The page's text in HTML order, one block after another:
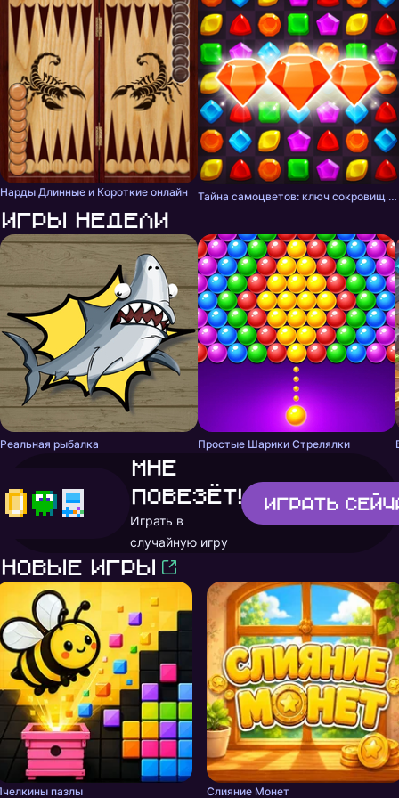
Нарды Длинные и Короткие онлайн Тайна самоцветов: ключ сокровищ - три в ряд
Игры недели
Реальная рыбалка Простые Шарики Стрелялки
Мне
повезёт!
Играть в
случайную игру
Играть
Новые игры
пазлы Слияние Монет